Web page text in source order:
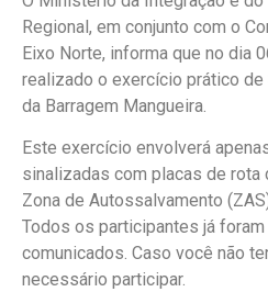
Regional, em conjunto com o
Eixo Norte, informa que no dia
realizado o exercício prático de
da Barragem Mangueira.
Este exercício envolverá
sinalizadas com placas de rota
Zona de Autossalvamento
Todos os participantes já
comunicados. Caso você não
necessário participar.